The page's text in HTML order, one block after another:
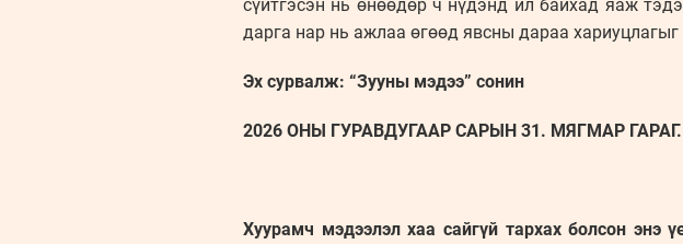
сүйтгэсэн нь өнөөдөр ч нүдэнд ил байхад яаж
дарга нар нь ажлаа өгөөд явсны дараа
Эх сурвалж: “Зууны мэдээ” сонин
2026 ОНЫ ГУРАВДУГААР САРЫН 31. МЯГМАР
Хуурамч мэдээлэл хаа сайгүй тархах болсон энэ